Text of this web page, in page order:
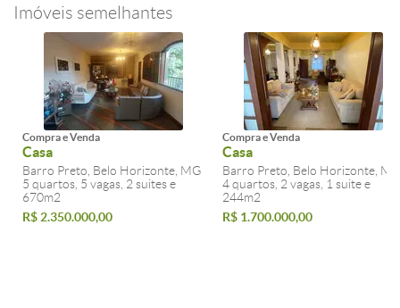
Imóveis semelhantes
Compra e Venda
Casa
Barro Preto, Belo Horizonte, MG
5 quartos, 5 vagas, 2 suites e
670m2
R$ 2.350.000,00
Compra e Venda
Casa
Barro Preto, Belo Horizonte, MG
4 quartos, 2 vagas, 1 suite e
244m2
R$ 1.700.000,00